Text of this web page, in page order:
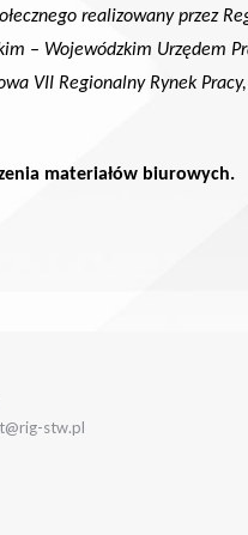
realizowany przez
– Wojewódzkim Urzędem
VII Regionalny Rynek
materiałów biurowych.
stw.pl